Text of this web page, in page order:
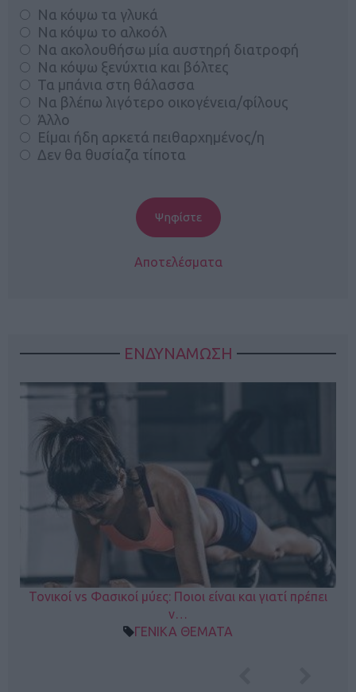
Να κόψω τα γλυκά
Να κόψω το αλκοόλ
Να ακολουθήσω μία αυστηρή διατροφή
Να κόψω ξενύχτια και βόλτες
Τα μπάνια στη θάλασσα
Να βλέπω λιγότερο οικογένεια/φίλους
Άλλο
Είμαι ήδη αρκετά πειθαρχημένος/η
Δεν θα θυσίαζα τίποτα
Αποτελέσματα
ΕΝΔΥΝΑΜΩΣΗ
Τονικοί vs Φασικοί μύες: Ποιοι είναι και γιατί πρέπει
ν…
ΓΕΝΙΚΑ ΘΕΜΑΤΑ